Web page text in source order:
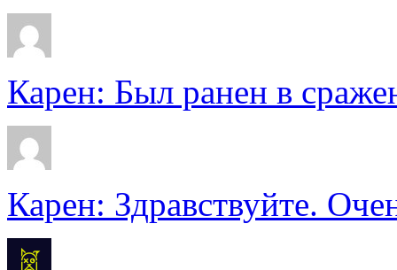
Карен: Был ранен в
Карен: Здравствуйте.